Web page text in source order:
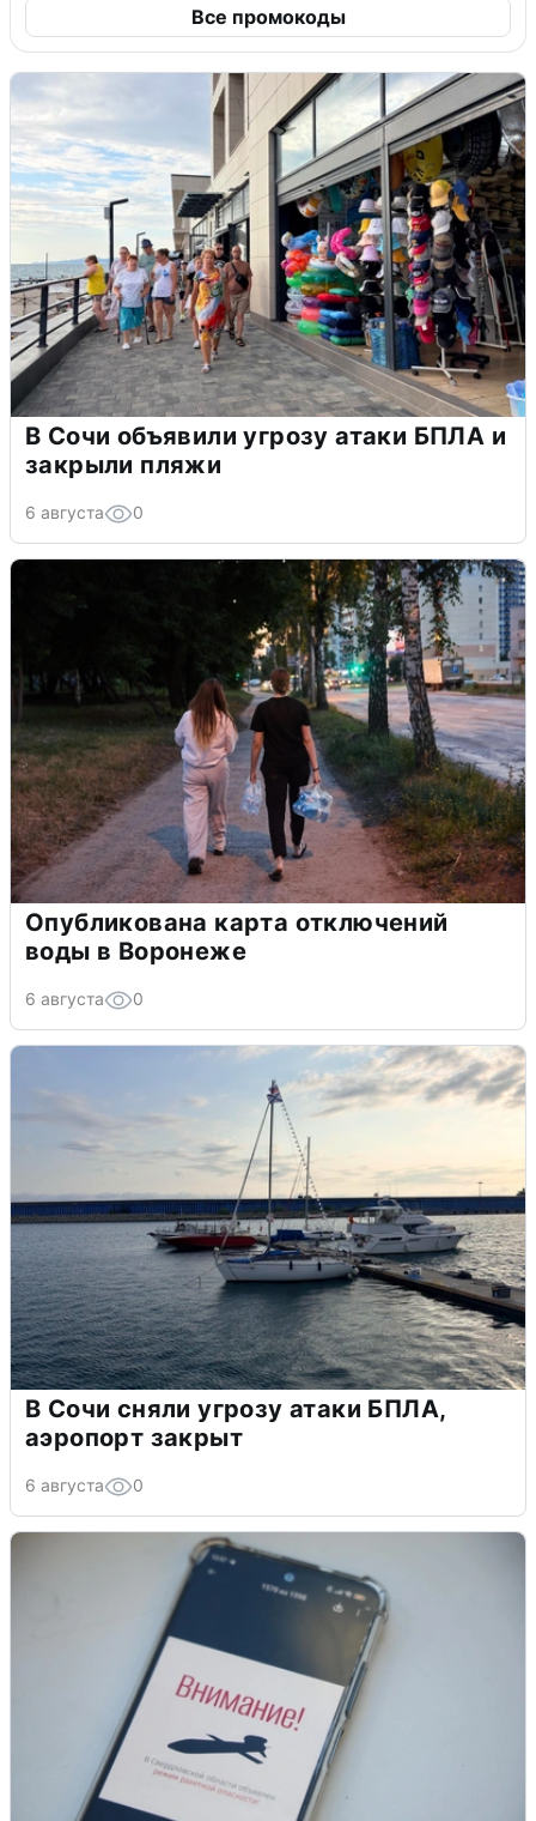
Все промокоды
В Сочи объявили угрозу атаки БПЛА и
закрыли пляжи
6 августа 0
Опубликована карта отключений
воды в Воронеже
6 августа 0
В Сочи сняли угрозу атаки БПЛА,
аэропорт закрыт
6 августа 0